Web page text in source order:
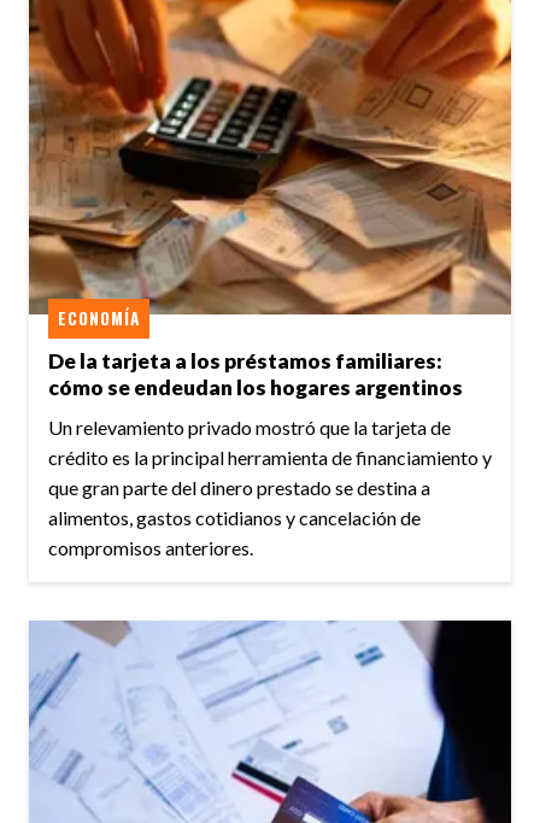
De la tarjeta a los préstamos familiares:
cómo se endeudan los hogares argentinos
ECONOMÍA
Un relevamiento privado mostró que la tarjeta de
crédito es la principal herramienta de financiamiento y
que gran parte del dinero prestado se destina a
alimentos, gastos cotidianos y cancelación de
compromisos anteriores.